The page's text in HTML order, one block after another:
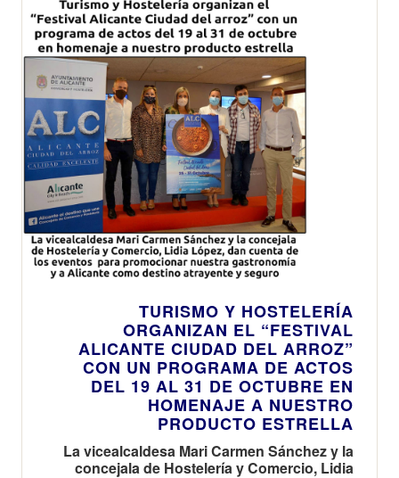
TURISMO Y HOSTELERÍA
ORGANIZAN EL “FESTIVAL
ALICANTE CIUDAD DEL ARROZ”
CON UN PROGRAMA DE ACTOS
DEL 19 AL 31 DE OCTUBRE EN
HOMENAJE A NUESTRO
PRODUCTO ESTRELLA
La vicealcaldesa Mari Carmen Sánchez y la
concejala de Hostelería y Comercio, Lidia